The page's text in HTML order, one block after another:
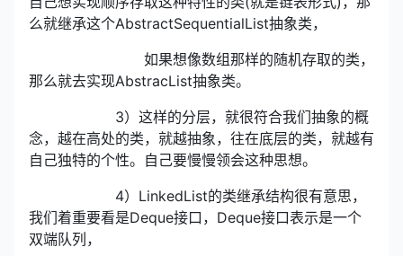
么就继承这个AbstractSequentialList抽象类，
如果想像数组那样的随机存取的类，
那么就去实现AbstracList抽象类。
3）这样的分层，就很符合我们抽象的概
念，越在高处的类，就越抽象，往在底层的类，就越有
自己独特的个性。自己要慢慢领会这种思想。
4）LinkedList的类继承结构很有意思，
我们着重要看是Deque接口，Deque接口表示是一个
双端队列，